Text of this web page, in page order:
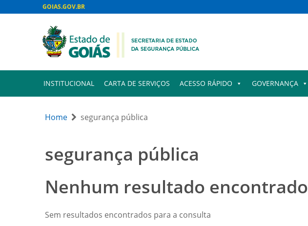
GOIAS.GOV.BR
INSTITUCIONAL CARTA DE SERVIÇOS ACESSO RÁPIDO GOVERNANÇA
Home segurança pública
segurança pública
Nenhum resultado encontrado
Sem resultados encontrados para a consulta